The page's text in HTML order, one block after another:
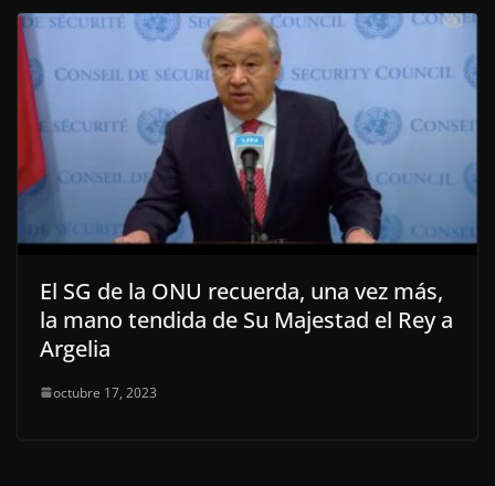
El SG de la ONU recuerda, una vez más,
la mano tendida de Su Majestad el Rey a
Argelia
octubre 17, 2023